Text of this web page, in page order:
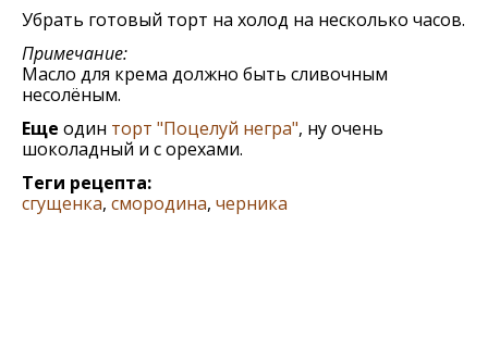
Убрать готовый торт на холод на несколько часов.
Примечание:
Масло для крема должно быть сливочным
несолёным.
Еще один торт "Поцелуй негра", ну очень
шоколадный и с орехами.
Теги рецепта:
сгущенка, смородина, черника